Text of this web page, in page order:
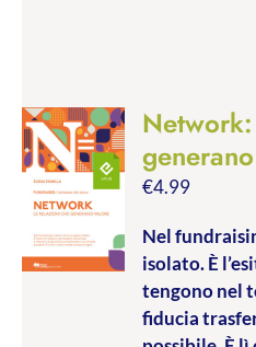
€4.99
Nel
isolato. È
tengono nel
fiducia